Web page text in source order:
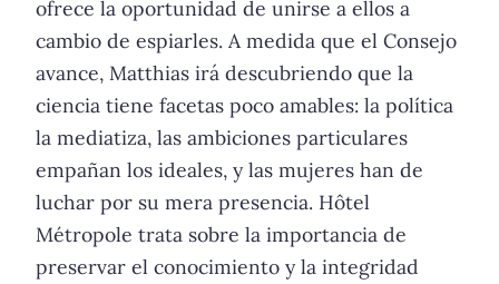
ofrece la oportunidad de unirse a ellos a
cambio de espiarles. A medida que el Consejo
avance, Matthias irá descubriendo que la
ciencia tiene facetas poco amables: la política
la mediatiza, las ambiciones particulares
empañan los ideales, y las mujeres han de
luchar por su mera presencia. Hôtel
Métropole trata sobre la importancia de
preservar el conocimiento y la integridad